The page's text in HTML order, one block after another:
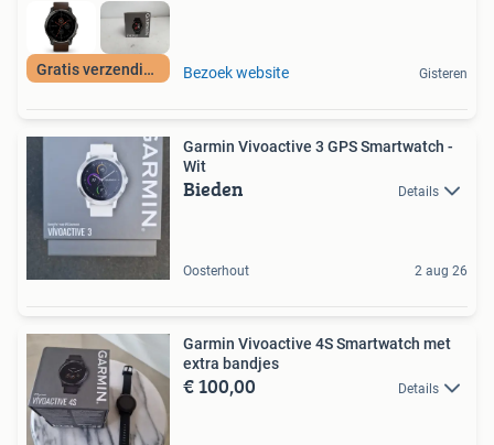
Gratis verzending Bezoek website Gisteren
Garmin Vivoactive 3 GPS Smartwatch -
Wit
Bieden Details
Oosterhout 2 aug 26
Garmin Vivoactive 4S Smartwatch met
extra bandjes
€ 100,00 Details